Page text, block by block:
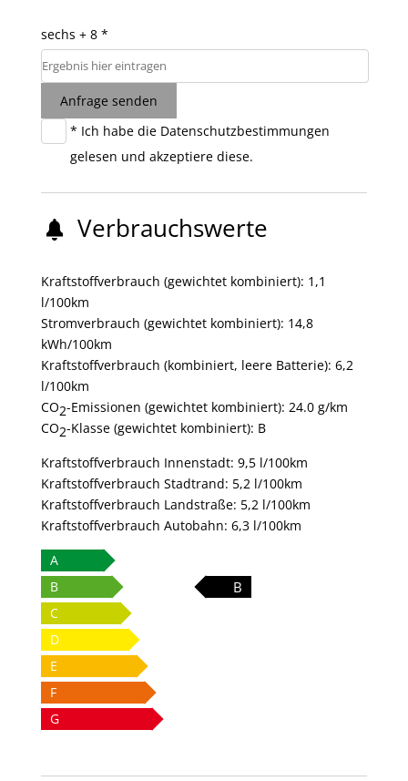
sechs + 8 *
Anfrage senden
* Ich habe die Datenschutzbestimmungen
gelesen und akzeptiere diese.
Verbrauchswerte
Kraftstoffverbrauch (gewichtet kombiniert): 1,1
l/100km
Stromverbrauch (gewichtet kombiniert): 14,8
kWh/100km
Kraftstoffverbrauch (kombiniert, leere Batterie): 6,2
l/100km
CO2-Emissionen (gewichtet kombiniert): 24.0 g/km
CO2-Klasse (gewichtet kombiniert): B
Kraftstoffverbrauch Innenstadt: 9,5 l/100km
Kraftstoffverbrauch Stadtrand: 5,2 l/100km
Kraftstoffverbrauch Landstraße: 5,2 l/100km
Kraftstoffverbrauch Autobahn: 6,3 l/100km
A
B
B
C
D
E
F
G